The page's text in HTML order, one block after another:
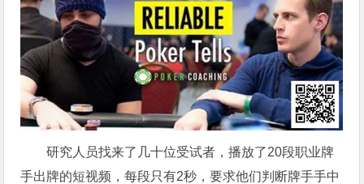
研究人员找来了几十位受试者，播放了20段职业牌
手出牌的短视频，每段只有2秒，要求他们判断牌手手中